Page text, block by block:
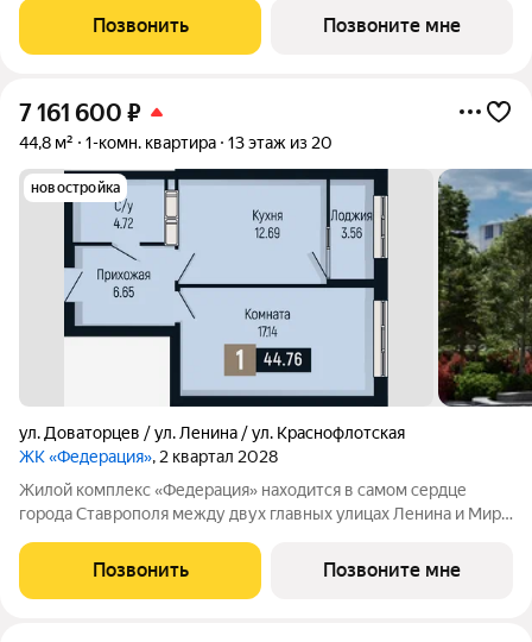
Доваторцев. Зеленый двор способен придать новый уровень
качеству жизни, а его хозяину
Позвонить Позвоните мне
7 161 600 ₽
44,8 м² 1-комн. квартира 13 этаж из 20
новостройка
ул. Доваторцев / ул. Ленина / ул. Краснофлотская
ЖК «Федерация», 2 квартал 2028
Жилой комплекс «Федерация» находится в самом сердце
города Ставрополя между двух главных улицах Ленина и Мира,
Доваторцев. Зеленый двор способен придать новый уровень
качеству жизни, а его хозяину
Позвонить Позвоните мне